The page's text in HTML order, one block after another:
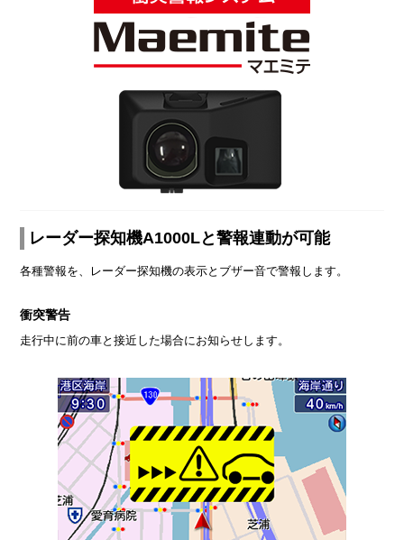
レーダー探知機A1000Lと警報連動が可能
各種警報を、レーダー探知機の表示とブザー音で警報します。
衝突警告
走行中に前の車と接近した場合にお知らせします。